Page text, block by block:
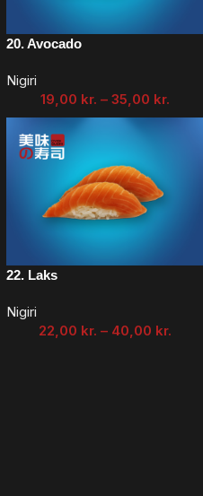
20. Avocado
Nigiri
19,00 kr. – 35,00 kr.
22. Laks
Nigiri
22,00 kr. – 40,00 kr.